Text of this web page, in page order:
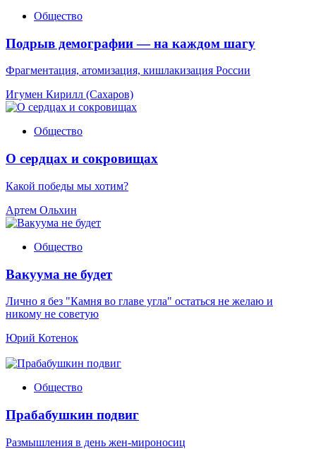
Общество
Подрыв демографии — на каждом шагу
Фрагментация, атомизация, кишлакизация России
Игумен Кирилл (Сахаров)
Общество
О сердцах и сокровищах
Какой победы мы хотим?
Артем Ольхин
Общество
Вакуума не будет
Лично я без "Камня во главе угла" остаться не желаю и
никому не советую
Юрий Котенок
Общество
Прабабушкин подвиг
Размышления в день жен-мироносиц